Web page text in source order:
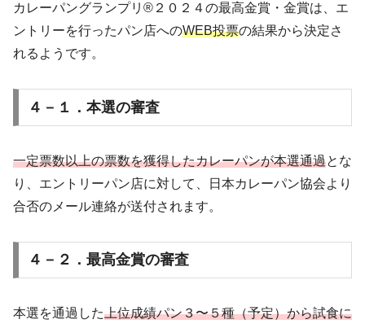
カレーパングランプリ®️２０２４の最高金賞・金賞は、エ
ントリーを行ったパン店へのWEB投票の結果から決定さ
れるようです。
４－１．本選の審査
一定票数以上の票数を獲得したカレーパンが本選通過とな
り、エントリーパン店に対して、日本カレーパン協会より
合否のメール連絡が送付されます。
４－２．最高金賞の審査
本選を通過した上位成績パン３〜５種（予定）から試食に